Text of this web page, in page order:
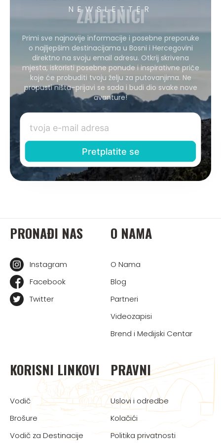
NEWSLETTER
ZAJEDNICI
Primi sve najnovije informacije i posebne preporuke
o najljepšim destinacijama u Bosni i Hercegovini
direktno na svoju email adresu. Otkrij skrivena
mjesta, iskoristi posebne ponude i inspirativne priče
koje će probuditi tvoju želju za putovanjima. Ne
propusti ništa–prijavi se sada i budi dio svake nove
avanture!
PRONAĐI NAS
Instagram
Facebook
Twitter
O NAMA
O Nama
Blog
Partneri
Videozapisi
Brend i Medijski Centar
KORISNI LINKOVI
Vodič
Brošure
Vodič za Destinacije
PRAVNI
Uslovi i odredbe
Kolačići
Politika privatnosti